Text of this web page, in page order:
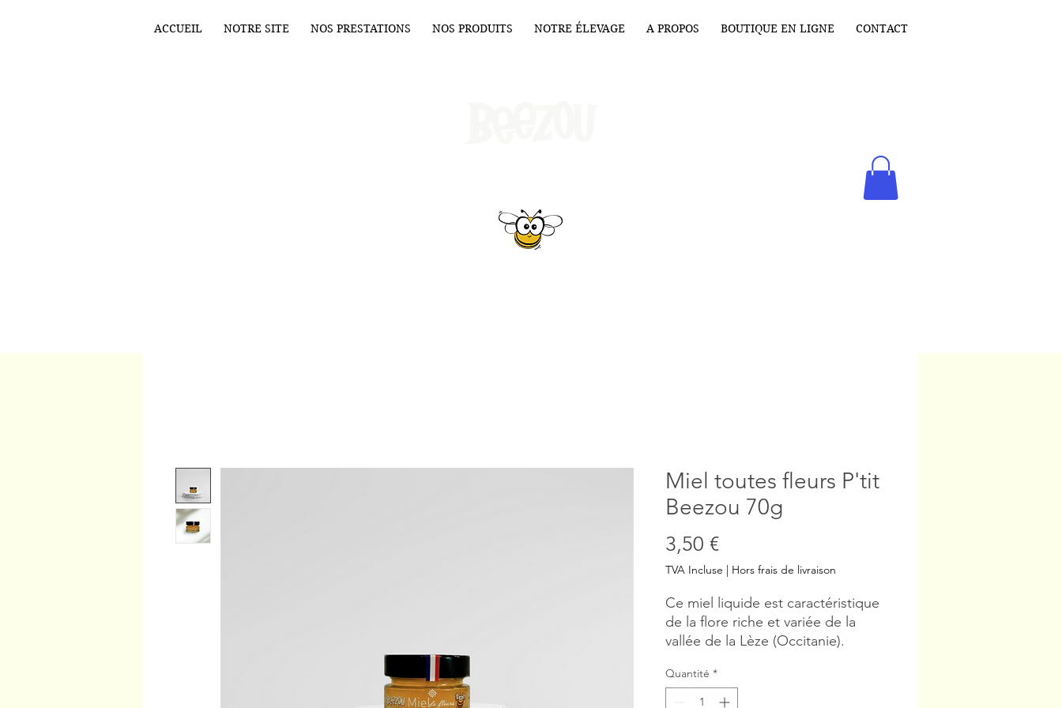
ACCUEIL NOTRE SITE NOS PRESTATIONS NOS PRODUITS NOTRE ÉLEVAGE A PROPOS BOUTIQUE EN LIGNE CONTACT
Miel toutes fleurs P'tit
Beezou 70g
3,50 €Prix
TVA Incluse | Hors frais de livraison
Ce miel liquide est caractéristique
de la flore riche et variée de la
vallée de la Lèze (Occitanie).
l'apiculteur - extraction à froid.
Poids net : 70g
Quantité *